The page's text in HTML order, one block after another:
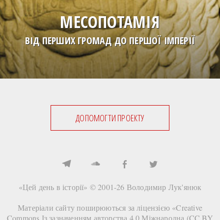
МЕСОПОТАМІЯ
ВІД ПЕРШИХ ГРОМАД ДО ПЕРШОЇ ІМПЕРІЇ
ДОПОМОГТИ ПРОЕКТУ
«Цей день в історії» © 2001-26 Володимир Лук'янюк
Матеріали сайту поширюються за ліцензією «Creative
Commons Із зазначенням авторства 4.0 Міжнародна (CC BY